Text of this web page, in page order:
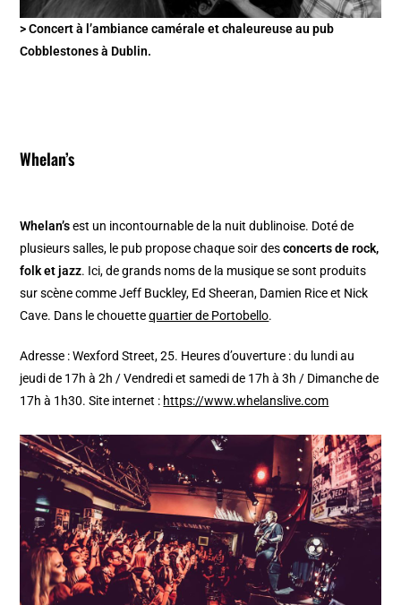
> Concert à l’ambiance camérale et chaleureuse au pub
Cobblestones à Dublin.
Whelan’s
Whelan’sest un incontournable de la nuit dublinoise. Doté de
plusieurs salles, le pub propose chaque soir desconcerts de rock,
folk et jazz. Ici, de grands noms de la musique se sont produits
sur scène comme Jeff Buckley, Ed Sheeran, Damien Rice et Nick
Cave. Dans le chouettequartier de Portobello.
Adresse : Wexford Street, 25. Heures d’ouverture : du lundi au
jeudi de 17h à 2h / Vendredi et samedi de 17h à 3h / Dimanche de
17h à 1h30. Site internet : https://www.whelanslive.com